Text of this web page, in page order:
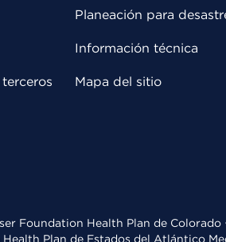
Planeación para
Información técnica
Mapa del sitio
Foundation Health Plan de Colorado
Plan de Estados del Atlántico